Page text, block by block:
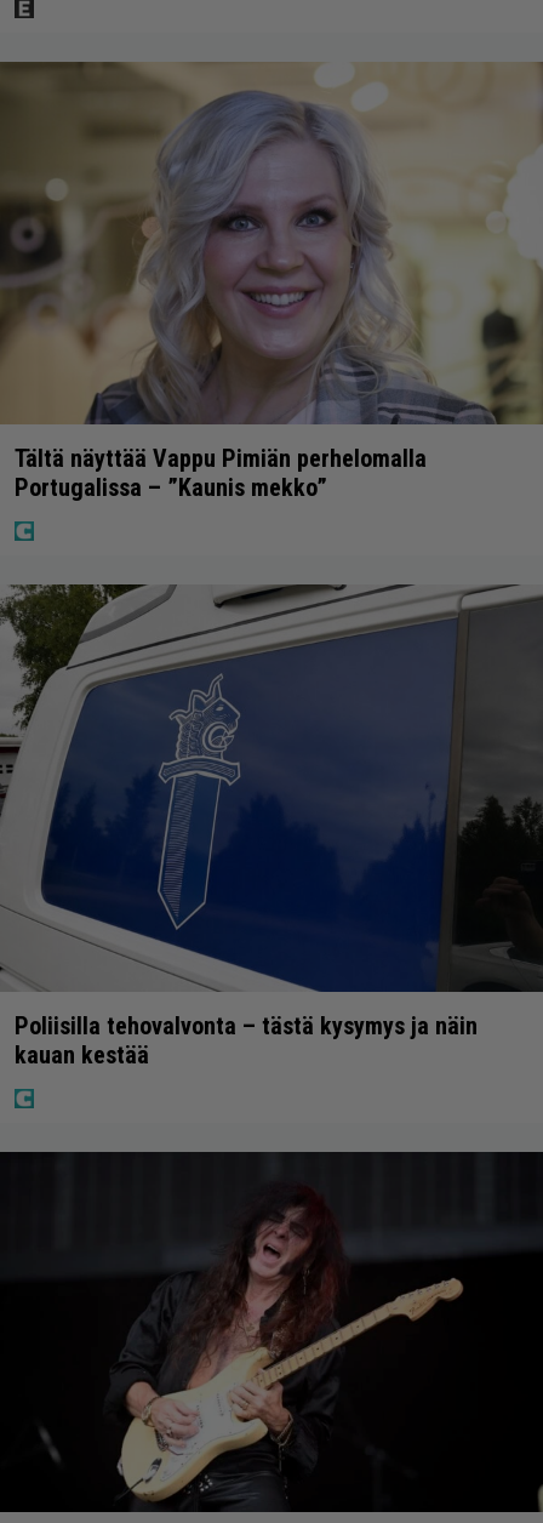
Tältä näyttää Vappu Pimiän perhelomalla
Portugalissa – ”Kaunis mekko”
Poliisilla tehovalvonta – tästä kysymys ja näin
kauan kestää